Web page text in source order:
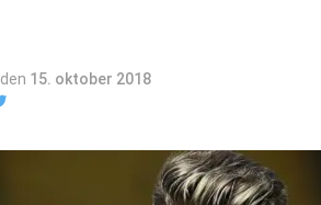
den 15. oktober 2018